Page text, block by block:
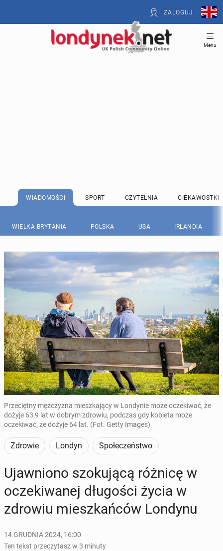
ZALOGUJ
Menu
WIADOMOŚCI SPORT CZYTELNIA CIEKAWOSTKI
WIELKA BRYTANIA POLSKA USA IRLANDIA
Przeciętny mężczyzna mieszkający w Londynie może oczekiwać, że
dożyje 63,9 lat w dobrym zdrowiu, podczas gdy kobieta może
oczekiwać, że dożyje 64 lat. (Fot. Getty Images)
Zdrowie Londyn Społeczeństwo
Ujaw­nio­no szo­ku­ją­cą różnicę w
ocze­ki­wa­nej dłu­go­ści życia w
zdrowiu miesz­kań­ców Londynu
14 GRUDNIA 2024, 16:00
Ten tekst przeczytasz w 3 minuty